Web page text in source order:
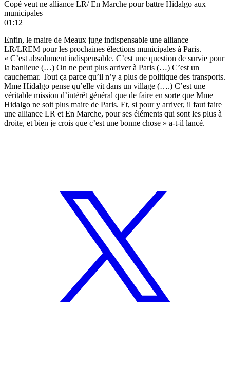
Copé veut ne alliance LR/ En Marche pour battre Hidalgo aux
municipales
01:12
Enfin, le maire de Meaux juge indispensable une alliance
LR/LREM pour les prochaines élections municipales à Paris.
« C’est absolument indispensable. C’est une question de survie pour
la banlieue (…) On ne peut plus arriver à Paris (…) C’est un
cauchemar. Tout ça parce qu’il n’y a plus de politique des transports.
Mme Hidalgo pense qu’elle vit dans un village (….) C’est une
véritable mission d’intérêt général que de faire en sorte que Mme
Hidalgo ne soit plus maire de Paris. Et, si pour y arriver, il faut faire
une alliance LR et En Marche, pour ses éléments qui sont les plus à
droite, et bien je crois que c’est une bonne chose » a-t-il lancé.